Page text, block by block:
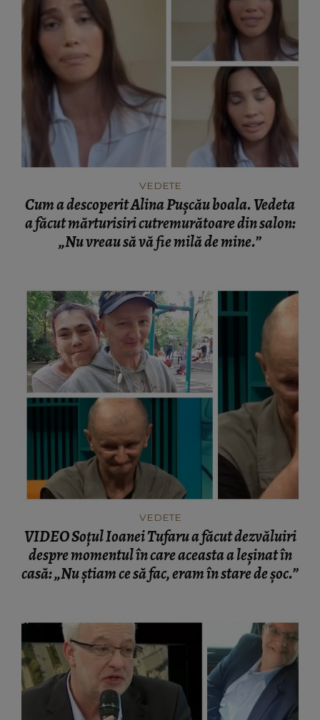
VEDETE
Cum a descoperit Alina Pușcău boala. Vedeta
a făcut mărturisiri cutremurătoare din salon:
„Nu vreau să vă fie milă de mine.”
VEDETE
VIDEO Soțul Ioanei Tufaru a făcut dezvăluiri
despre momentul în care aceasta a leșinat în
casă: „Nu știam ce să fac, eram în stare de șoc.”